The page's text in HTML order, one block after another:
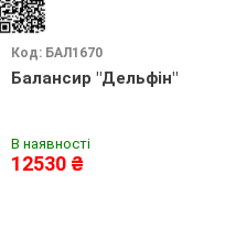
Код: БАЛ1670
Балансир "Дельфін"
В наявності
12530 ₴